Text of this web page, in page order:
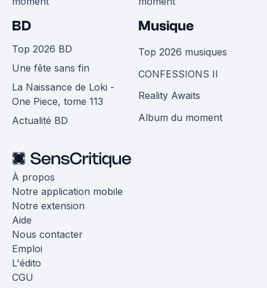
BD
Top 2026 BD
Une fête sans fin
La Naissance de Loki -
One Piece, tome 113
Actualité BD
Musique
Top 2026 musiques
CONFESSIONS II
Reality Awaits
Album du moment
À propos
Notre application mobile
Notre extension
Aide
Nous contacter
Emploi
L'édito
CGU